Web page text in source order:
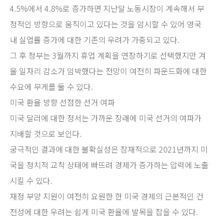
4.5%에서 4.8%로 증가하면 지난달 노동시장이 계속해서 부
정적인 방향으로 움직이고 있다는 것을 암시할 수 있어 영국
내 실업률 증가에 대한 기존의 우려가 가중되고 있다.
그 후 정부는 3월까지 휴업 계획을 연장하기로 선택했지만 겨
울 일자리 감소가 임박했다는 전망이 여전히 파운드화에 대한
수요에 무게를 둘 수 있다.
미국 환율 방향 선점한 선거 여파
미국 달러에 대한 정서는 가까운 장래에 미국 선거의 여파가
지배할 것으로 보인다.
궁극적인 결과에 대한 불확실성은 잠재적으로 2021년까지 미
국을 정치적 교착 상태에 빠뜨려 경제가 증가하는 압력에 노출
시킬 수 있다.
재정 부양 지원이 여전히 요원한 한 미국 경제의 근본적인 건
전성에 대한 우려는 쉽게 미국 환율에 발목을 잡을 수 있다.